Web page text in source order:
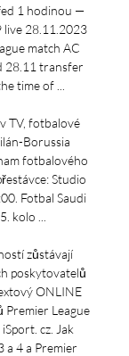
1 hodinou —
live 28.11.2023
match AC
28.11 transfer
time of ...
TV, fotbalové
Borussia
fotbalového
Studio
Fotbal Saudi
kolo ...
zůstávají
poskytovatelů
ONLINE
Premier League
cz. Jak
a 4 a Premier